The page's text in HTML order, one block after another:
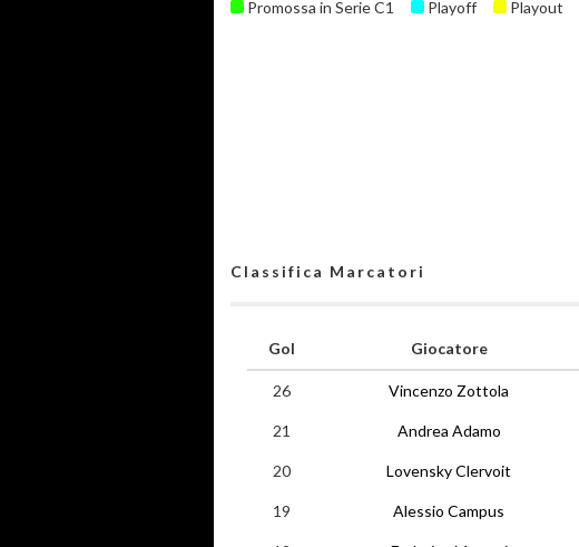
Promossa in Serie C1 Playoff Playout
Classifica Marcatori
Gol Giocatore
26 Vincenzo Zottola
21 Andrea Adamo
20 Lovensky Clervoit
19 Alessio Campus